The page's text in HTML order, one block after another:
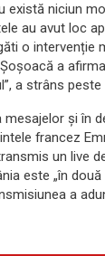
există niciun
au avut loc
o intervenție
a
a strâns
și în
francez
un live
este „în
a